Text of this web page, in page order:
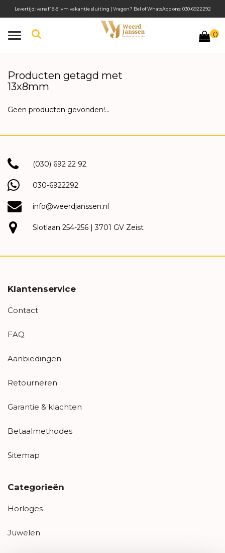
Toggle
0
Levertijd: vanaf 18-8 ivm vakantie sluiting | Vragen? Bel of WhatsApp ons: 030-6922292
Producten getagd met
13x8mm
Geen producten gevonden!...
(030) 692 22 92
030-6922292
info@weerdjanssen.nl
Slotlaan 254-256 | 3701 GV Zeist
Klantenservice
Contact
FAQ
Aanbiedingen
Retourneren
Garantie & klachten
Betaalmethodes
Sitemap
Categorieën
Horloges
Juwelen